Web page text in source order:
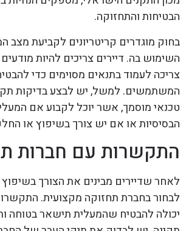
הבטיחות והתחזוקה.
בחוק מוגדרים קריטריונים לקביעת מצב
השימוש בה. דיירים צריכים להיות
צריכה לעמוד בתנאים מסוימים כדי
המשתמשים. למשל, יש לבצע בדיקות
טכנאי מוסמך, אשר יוכל לקבוע אם
הבסיסיות או אם יש צורך בשיפוץ או
התקשרות עם חברות
לאחר שדיירים מבינים את הצורך
לבחור בחברת תחזוקה מקצועית.
יכולה להבטיח שהמעלית תישאר בטוחה